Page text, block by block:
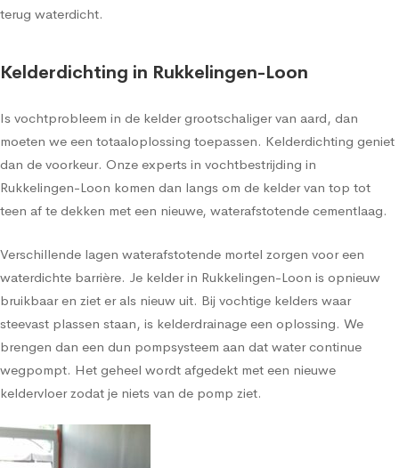
terug waterdicht.
Kelderdichting in Rukkelingen-Loon
Is vochtprobleem in de kelder grootschaliger van aard, dan
moeten we een totaaloplossing toepassen. Kelderdichting geniet
dan de voorkeur. Onze experts in vochtbestrijding in
Rukkelingen-Loon komen dan langs om de kelder van top tot
teen af te dekken met een nieuwe, waterafstotende cementlaag.
Verschillende lagen waterafstotende mortel zorgen voor een
waterdichte barrière. Je kelder in Rukkelingen-Loon is opnieuw
bruikbaar en ziet er als nieuw uit. Bij vochtige kelders waar
steevast plassen staan, is kelderdrainage een oplossing. We
brengen dan een dun pompsysteem aan dat water continue
wegpompt. Het geheel wordt afgedekt met een nieuwe
keldervloer zodat je niets van de pomp ziet.